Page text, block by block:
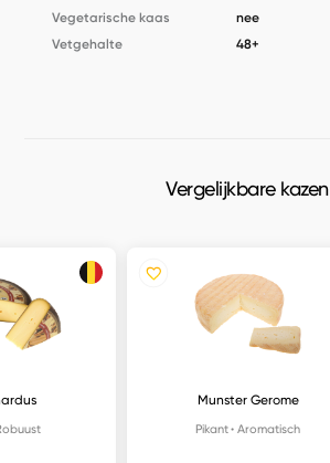
Vegetarische kaas
nee
Vetgehalte
48+
Vergelijkbare kazen
Munster Gerome
Pikant Aromatisch